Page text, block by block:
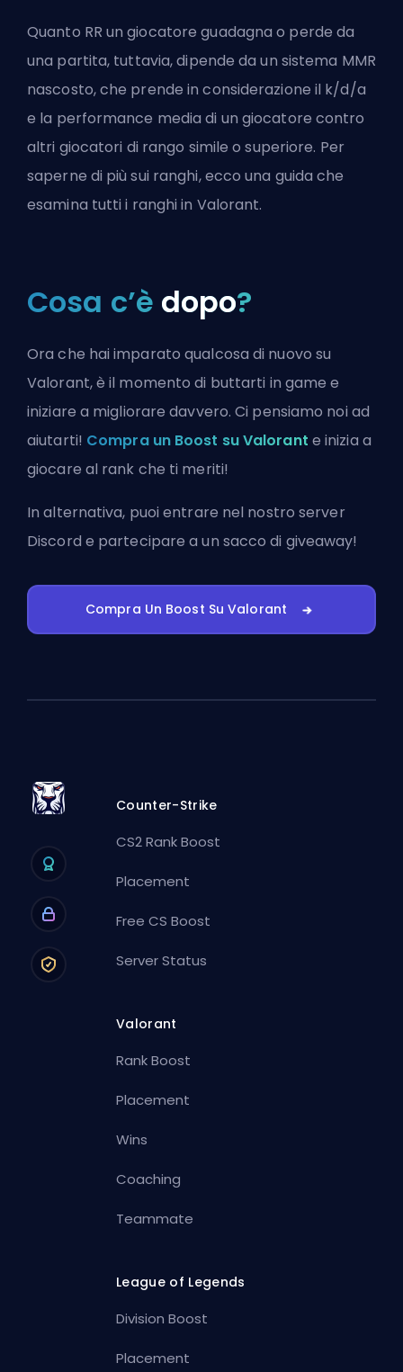
Quanto RR un giocatore guadagna o perde da
una partita, tuttavia, dipende da un sistema MMR
nascosto, che prende in considerazione il k/d/a
e la performance media di un giocatore contro
altri giocatori di rango simile o superiore. Per
saperne di più sui ranghi, ecco una guida che
esamina tutti i ranghi in Valorant.
Cosa c’è dopo?
Ora che hai imparato qualcosa di nuovo su
Valorant, è il momento di buttarti in game e
iniziare a migliorare davvero. Ci pensiamo noi ad
aiutarti! Compra un Boost su Valorant e inizia a
giocare al rank che ti meriti!
In alternativa, puoientrare nel nostro server
Discord e partecipare a un sacco di giveaway!
Compra Un Boost Su Valorant
Counter-Strike
CS2 Rank Boost
Placement
Free CS Boost
Server Status
Valorant
Rank Boost
Placement
Wins
Coaching
Teammate
League of Legends
Division Boost
Placement